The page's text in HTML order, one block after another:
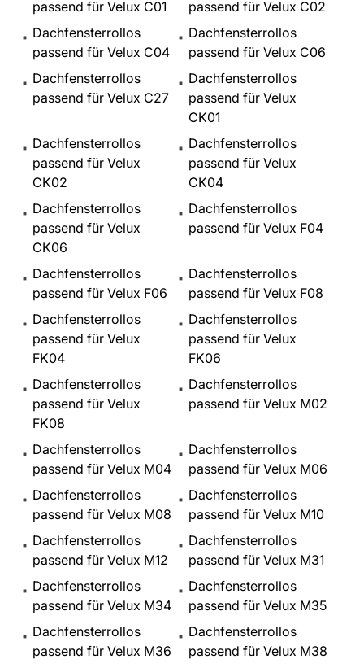
passend für Velux C01
passend für Velux C02
Dachfensterrollos
passend für Velux C04
Dachfensterrollos
passend für Velux C06
Dachfensterrollos
passend für Velux C27
Dachfensterrollos
passend für Velux
CK01
Dachfensterrollos
passend für Velux
CK02
Dachfensterrollos
passend für Velux
CK04
Dachfensterrollos
passend für Velux
CK06
Dachfensterrollos
passend für Velux F04
Dachfensterrollos
passend für Velux F06
Dachfensterrollos
passend für Velux F08
Dachfensterrollos
passend für Velux
FK04
Dachfensterrollos
passend für Velux
FK06
Dachfensterrollos
passend für Velux
FK08
Dachfensterrollos
passend für Velux M02
Dachfensterrollos
passend für Velux M04
Dachfensterrollos
passend für Velux M06
Dachfensterrollos
passend für Velux M08
Dachfensterrollos
passend für Velux M10
Dachfensterrollos
passend für Velux M12
Dachfensterrollos
passend für Velux M31
Dachfensterrollos
passend für Velux M34
Dachfensterrollos
passend für Velux M35
Dachfensterrollos
passend für Velux M36
Dachfensterrollos
passend für Velux M38